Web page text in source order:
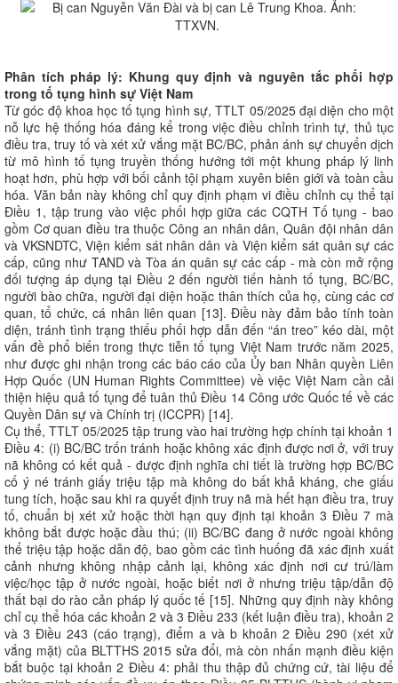
Phân tích pháp lý: Khung quy định và nguyên tắc phối hợp
trong tố tụng hình sự Việt Nam
Từ góc độ khoa học tố tụng hình sự, TTLT 05/2025 đại diện cho một
nỗ lực hệ thống hóa đáng kể trong việc điều chỉnh trình tự, thủ tục
điều tra, truy tố và xét xử vắng mặt BC/BC, phản ánh sự chuyển dịch
từ mô hình tố tụng truyền thống hướng tới một khung pháp lý linh
hoạt hơn, phù hợp với bối cảnh tội phạm xuyên biên giới và toàn cầu
hóa. Văn bản này không chỉ quy định phạm vi điều chỉnh cụ thể tại
Điều 1, tập trung vào việc phối hợp giữa các CQTH Tố tụng - bao
gồm Cơ quan điều tra thuộc Công an nhân dân, Quân đội nhân dân
và VKSNDTC, Viện kiểm sát nhân dân và Viện kiểm sát quân sự các
cấp, cũng như TAND và Tòa án quân sự các cấp - mà còn mở rộng
đối tượng áp dụng tại Điều 2 đến người tiến hành tố tụng, BC/BC,
người bào chữa, người đại diện hoặc thân thích của họ, cùng các cơ
quan, tổ chức, cá nhân liên quan [13]. Điều này đảm bảo tính toàn
diện, tránh tình trạng thiếu phối hợp dẫn đến “án treo” kéo dài, một
vấn đề phổ biến trong thực tiễn tố tụng Việt Nam trước năm 2025,
như được ghi nhận trong các báo cáo của Ủy ban Nhân quyền Liên
Hợp Quốc (UN Human Rights Committee) về việc Việt Nam cần cải
thiện hiệu quả tố tụng để tuân thủ Điều 14 Công ước Quốc tế về các
Quyền Dân sự và Chính trị (ICCPR) [14].
Cụ thể, TTLT 05/2025 tập trung vào hai trường hợp chính tại khoản 1
Điều 4: (i) BC/BC trốn tránh hoặc không xác định được nơi ở, với truy
nã không có kết quả - được định nghĩa chi tiết là trường hợp BC/BC
cố ý né tránh giấy triệu tập mà không do bất khả kháng, che giấu
tung tích, hoặc sau khi ra quyết định truy nã mà hết hạn điều tra, truy
tố, chuẩn bị xét xử hoặc thời hạn quy định tại khoản 3 Điều 7 mà
không bắt được hoặc đầu thú; (ii) BC/BC đang ở nước ngoài không
thể triệu tập hoặc dẫn độ, bao gồm các tình huống đã xác định xuất
cảnh nhưng không nhập cảnh lại, không xác định nơi cư trú/làm
việc/học tập ở nước ngoài, hoặc biết nơi ở nhưng triệu tập/dẫn độ
thất bại do rào cản pháp lý quốc tế [15]. Những quy định này không
chỉ cụ thể hóa các khoản 2 và 3 Điều 233 (kết luận điều tra), khoản 2
và 3 Điều 243 (cáo trạng), điểm a và b khoản 2 Điều 290 (xét xử
vắng mặt) của BLTTHS 2015 sửa đổi, mà còn nhấn mạnh điều kiện
bắt buộc tại khoản 2 Điều 4: phải thu thập đủ chứng cứ, tài liệu để